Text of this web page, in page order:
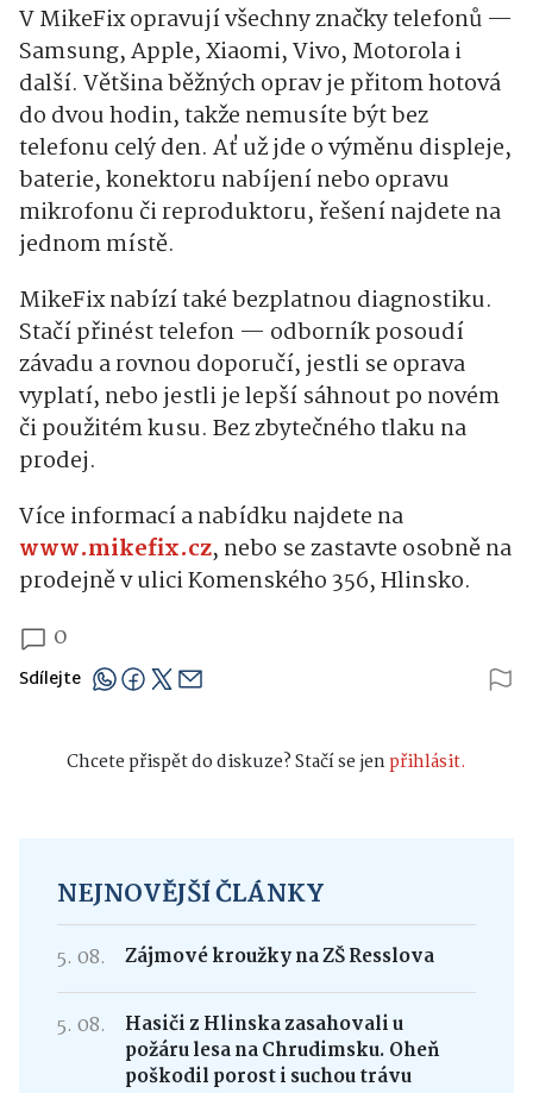
V MikeFix opravují všechny značky telefonů —
Samsung, Apple, Xiaomi, Vivo, Motorola i
další. Většina běžných oprav je přitom hotová
do dvou hodin, takže nemusíte být bez
telefonu celý den. Ať už jde o výměnu displeje,
baterie, konektoru nabíjení nebo opravu
mikrofonu či reproduktoru, řešení najdete na
jednom místě.
MikeFix nabízí také bezplatnou diagnostiku.
Stačí přinést telefon — odborník posoudí
závadu a rovnou doporučí, jestli se oprava
vyplatí, nebo jestli je lepší sáhnout po novém
či použitém kusu. Bez zbytečného tlaku na
prodej.
Více informací a nabídku najdete na
www.mikefix.cz, nebo se zastavte osobně na
prodejně v ulici Komenského 356, Hlinsko.
0
Sdílejte
Chcete přispět do diskuze? Stačí se jenpřihlásit.
NEJNOVĚJŠÍ ČLÁNKY
5. 08. Zájmové kroužky na ZŠ Resslova
5. 08.
Hasiči z Hlinska zasahovali u
požáru lesa na Chrudimsku. Oheň
poškodil porost i suchou trávu